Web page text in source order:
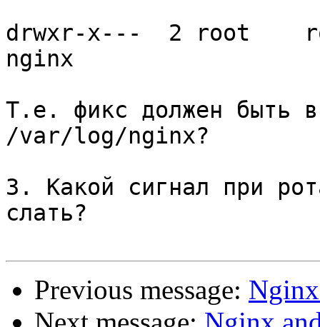
drwxr-x---  2 root
nginx
Т.е. фикс должен быть
/var/log/nginx?
3. Какой сигнал при
слать?
Previous message: